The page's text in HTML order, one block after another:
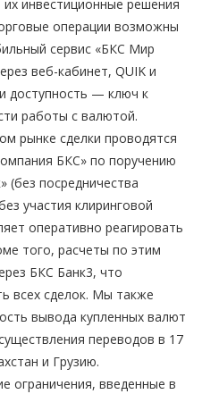
инвестиционные решения
операции возможны
сервис «БКС Мир
веб-кабинет, QUIK и
доступность — ключ к
работы с валютой.
рынке сделки проводятся
БКС» по поручению
(без посредничества
участия клиринговой
оперативно реагировать
того, расчеты по этим
БКС Банк3, что
всех сделок. Мы также
вывода купленных валют
переводов в 17
и Грузию.
ограничения, введенные в